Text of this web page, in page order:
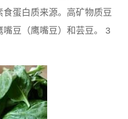
蛋白质来源。高矿物质豆
嘴豆（鹰嘴豆）和芸豆。 3